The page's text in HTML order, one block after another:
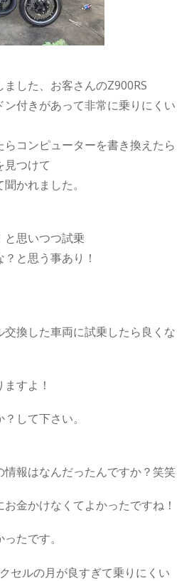
した、お客さんのZ900RS
付きがあって非常に乗りにくい
らコンピューターを書き換えたら
見つけて
かれました。
と思いつつ試乗
と思う事あり！
換した車両に試乗したら良くな
すよ！
して下さい。
情報はなんだったんですか？笑笑
金かけなくてよかったですね！
たです。
セルの月が良すぎて乗りにくい